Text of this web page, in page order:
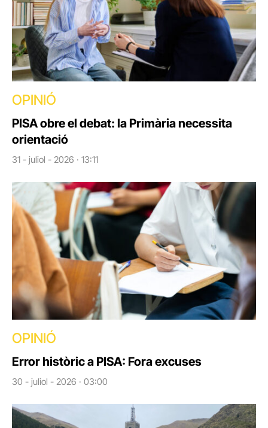
OPINIÓ
PISA obre el debat: la Primària necessita
orientació
31 - juliol - 2026 · 13:11
OPINIÓ
Error històric a PISA: Fora excuses
30 - juliol - 2026 · 03:00